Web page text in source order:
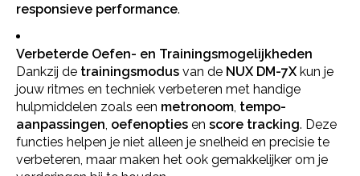
responsieve performance.
Verbeterde Oefen- en Trainingsmogelijkheden
Dankzij de trainingsmodus van de NUX DM-7X kun je
jouw ritmes en techniek verbeteren met handige
hulpmiddelen zoals een metronoom tempo-
aanpassingen oefenopties en score tracking. Deze
functies helpen je niet alleen je snelheid en precisie te
verbeteren, maar maken het ook gemakkelijker om je